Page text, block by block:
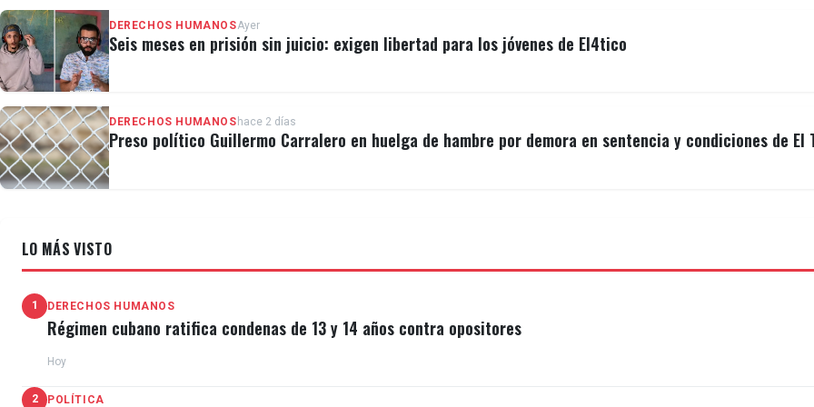
DERECHOS HUMANOSAyer
Seis meses en prisión sin juicio: exigen libertad para los jóvenes de El4tico
DERECHOS HUMANOS hace 2 días
Preso político Guillermo Carralero en huelga de hambre por demora en sentencia y condiciones de El
LO MÁS VISTO
1 DERECHOS HUMANOS
Régimen cubano ratifica condenas de 13 y 14 años contra opositores
Hoy
2 POLÍTICA